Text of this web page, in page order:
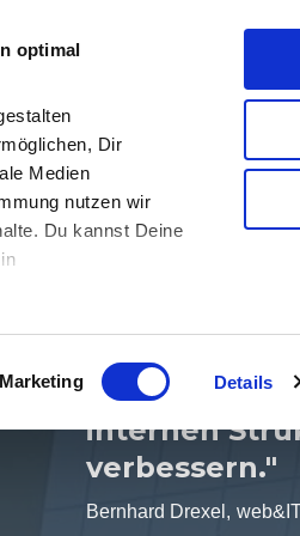
optimal
Dir
Medien
nutzen wir
Du kannst Deine
Marketing Details
–
Ansätze
Prozesse
internen
verbessern."
Bernhard Drexel,